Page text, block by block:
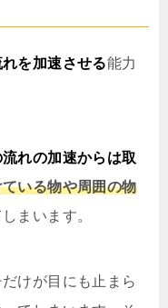
を加速させる能力
れの加速からは取
いる物や周囲の物
まいます。
けが目にも止まら